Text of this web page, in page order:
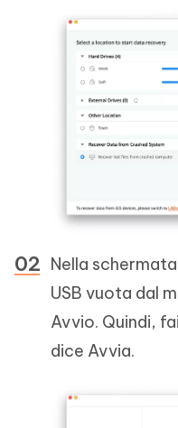
Nella
USB vuota dal
Avvio. Quindi,
dice Avvia.